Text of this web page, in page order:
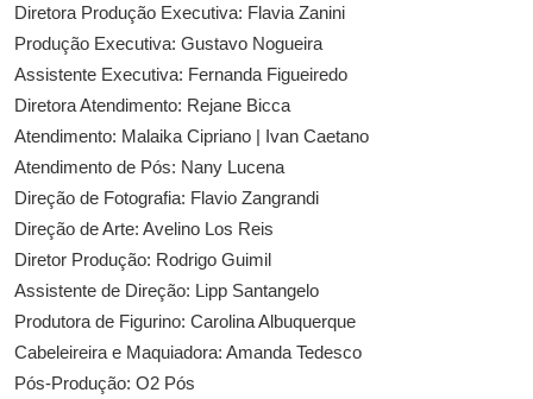
Diretora Produção Executiva: Flavia Zanini
Produção Executiva: Gustavo Nogueira
Assistente Executiva: Fernanda Figueiredo
Diretora Atendimento: Rejane Bicca
Atendimento: Malaika Cipriano | Ivan Caetano
Atendimento de Pós: Nany Lucena
Direção de Fotografia: Flavio Zangrandi
Direção de Arte: Avelino Los Reis
Diretor Produção: Rodrigo Guimil
Assistente de Direção: Lipp Santangelo
Produtora de Figurino: Carolina Albuquerque
Cabeleireira e Maquiadora: Amanda Tedesco
Pós-Produção: O2 Pós